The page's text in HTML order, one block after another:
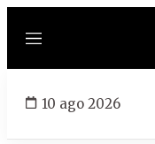
Menú
10 ago 2026